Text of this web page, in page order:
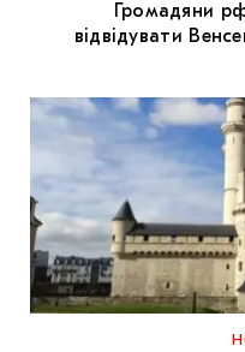
Громадяни
відвідувати